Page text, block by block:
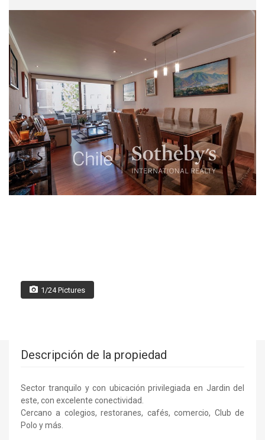
1/24 Pictures
Descripción de la propiedad
Sector tranquilo y con ubicación privilegiada en Jardin del
este, con excelente conectividad.
Cercano a colegios, restoranes, cafés, comercio, Club de
Polo y más.